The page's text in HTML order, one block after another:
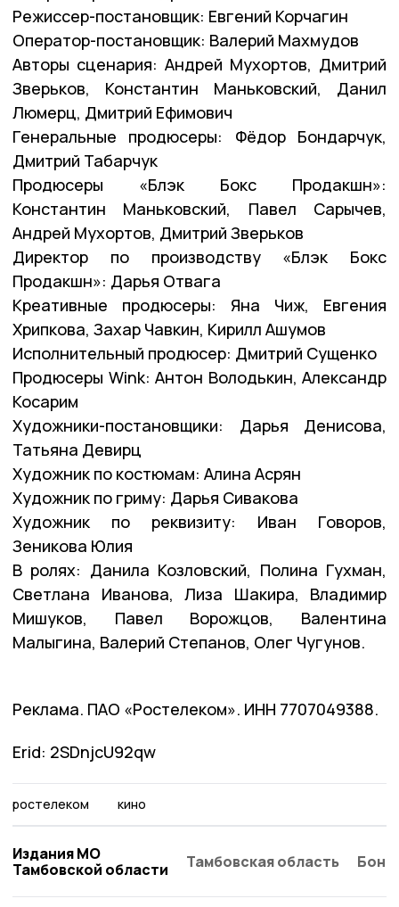
Режиссер-постановщик: Евгений Корчагин
Оператор-постановщик: Валерий Махмудов
Авторы сценария: Андрей Мухортов, Дмитрий
Зверьков, Константин Маньковский, Данил
Люмерц, Дмитрий Ефимович
Генеральные продюсеры: Фёдор Бондарчук,
Дмитрий Табарчук
Продюсеры «Блэк Бокс Продакшн»:
Константин Маньковский, Павел Сарычев,
Андрей Мухортов, Дмитрий Зверьков
Директор по производству «Блэк Бокс
Продакшн»: Дарья Отвага
Креативные продюсеры: Яна Чиж, Евгения
Хрипкова, Захар Чавкин, Кирилл Ашумов
Исполнительный продюсер: Дмитрий Сущенко
Продюсеры Wink: Антон Володькин, Александр
Косарим
Художники-постановщики: Дарья Денисова,
Татьяна Девирц
Художник по костюмам: Алина Асрян
Художник по гриму: Дарья Сивакова
Художник по реквизиту: Иван Говоров,
Зеникова Юлия
В ролях: Данила Козловский, Полина Гухман,
Светлана Иванова, Лиза Шакира, Владимир
Мишуков, Павел Ворожцов, Валентина
Малыгина, Валерий Степанов, Олег Чугунов.
Реклама. ПАО «Ростелеком». ИНН 7707049388.
Erid: 2SDnjcU92qw
ростелеком кино
Издания МО
Тамбовской области
Тамбовская область